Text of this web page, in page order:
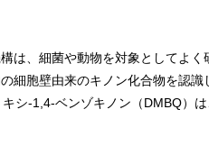
は、細菌や動物を対象としてよ
細胞壁由来のキノン化合物を認識
シ-1,4-ベンゾキノン（DMBQ）